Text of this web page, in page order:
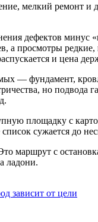
мелкий ремонт и
дефектов
а просмотры
и цена
— фундамент,
но
площадку с
сужается до
маршрут с
ладони.
зависит от цели